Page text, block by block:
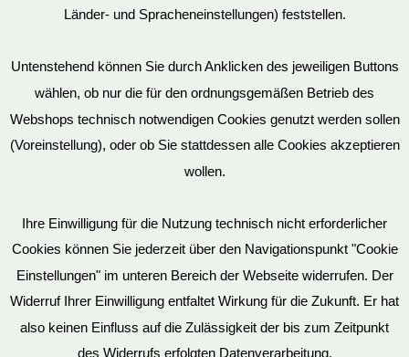
Mein Konto
Vertrag widerrufen
Impressum
Länder- und Spracheneinstellungen) feststellen.
Untenstehend können Sie durch Anklicken des jeweiligen Buttons
wählen, ob nur die für den ordnungsgemäßen Betrieb des
Webshops technisch notwendigen Cookies genutzt werden sollen
(Voreinstellung), oder ob Sie stattdessen alle Cookies akzeptieren
wollen.
Ihre Einwilligung für die Nutzung technisch nicht erforderlicher
Cookies können Sie jederzeit über den Navigationspunkt "Cookie
Einstellungen" im unteren Bereich der Webseite widerrufen. Der
Widerruf Ihrer Einwilligung entfaltet Wirkung für die Zukunft. Er hat
also keinen Einfluss auf die Zulässigkeit der bis zum Zeitpunkt
des Widerrufs erfolgten Datenverarbeitung.